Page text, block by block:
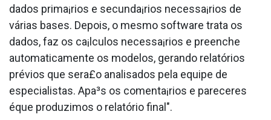
dados prima¡rios e secunda¡rios necessa¡rios de
várias bases. Depois, o mesmo software trata os
dados, faz os ca¡lculos necessa¡rios e preenche
automaticamente os modelos, gerando relatórios
prévios que sera£o analisados pela equipe de
especialistas. Apa³s os comenta¡rios e pareceres
éque produzimos o relatório final".